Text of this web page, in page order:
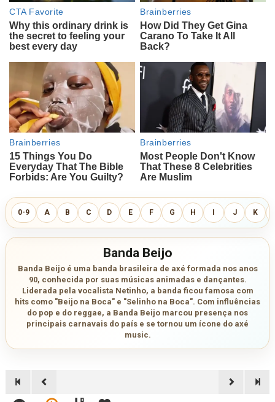
0-9 A B C D E F G H I J K
Banda Beijo
Banda Beijo é uma banda brasileira de axé formada nos anos
90, conhecida por suas músicas animadas e dançantes.
Liderada pela vocalista Netinho, a banda ficou famosa com
hits como "Beijo na Boca" e "Selinho na Boca". Com influências
do pop e do reggae, a Banda Beijo marcou presença nos
principais carnavais do país e se tornou um ícone do axé
music.